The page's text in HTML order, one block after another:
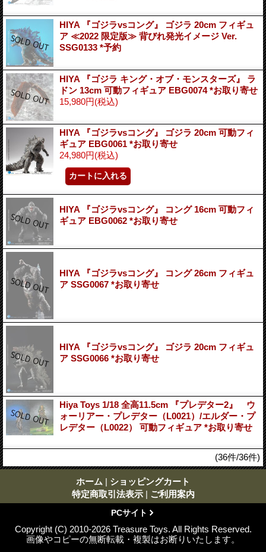
HIYA 『ゴジラvsコング』 ゴジラ 20cm フィギュ
ア ≪2022 限定版≫ 背びれ発光イメージ Ver.
SSG0133 *予約
HIYA 『ゴジラ キング・オブ・モンスターズ』 ラ
ドン 13cm 可動フィギュア EBG0074 *お取り寄せ
15,980円(税込)
HIYA 『ゴジラvsコング』 ゴジラ 20cm 可動フィ
ギュア EBG0061 *お取り寄せ
24,980円(税込)
HIYA 『ゴジラvsコング』 コング 16cm 可動フィ
ギュア EBG0062 *お取り寄せ
HIYA 『ゴジラvsコング』 コング 26cm フィギュ
ア SSG0067 *お取り寄せ
HIYA 『ゴジラvsコング』 ゴジラ 20cm フィギュ
ア SSG0066 *お取り寄せ
Hiya Toys 1/18 全高11.5cm 『プレデター2』 ウ
ォーリアー・プレデター（L0021）/エルダー・プ
レデター（L0022） 可動フィギュア *お取り寄せ
(36件/36件)
ホーム | ショッピングカート
特定商取引法表示 | ご利用案内
PCサイト
Copyright (C) 2010-2026 Treasure Toys. All Rights Reserved.
画像やコピーの無断転載・複製はお断りいたします。